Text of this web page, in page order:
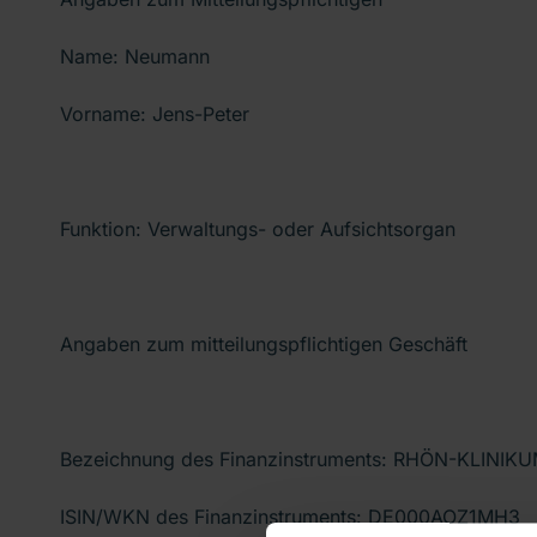
Name: Neumann
Vorname: Jens-Peter
Funktion: Verwaltungs- oder Aufsichtsorgan
Angaben zum mitteilungspflichtigen Geschäft
Bezeichnung des Finanzinstruments: RHÖN-
ISIN/WKN des Finanzinstruments: DE000AOZ1MH3